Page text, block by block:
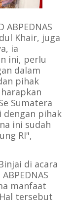
Khair, juga
ia
ini, perlu
dalam
pihak
Sumatera
pihak
ini sudah
RI",
di acara
manfaat
tersebut